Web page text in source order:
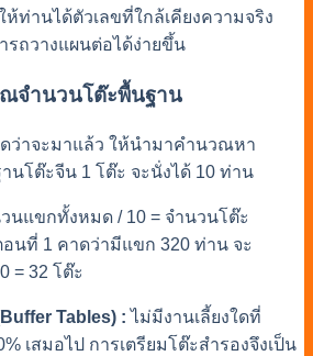
ท่านได้ตัวเลขที่ใกล้เคียงความจริง
รถวางแผนต่อได้ง่ายขึ้น
จำนวนโต๊ะพื้นฐาน
ว่าจะมาแล้ว ให้นำมาคำนวณหา
นโต๊ะจีน 1 โต๊ะ จะนั่งได้ 10 ท่าน
นแขกทั้งหมด / 10 = จำนวนโต๊ะ
นที่ 1 คาดว่ามีแขก 320 ท่าน จะ
= 32 โต๊ะ
Tables) : ไม่มีงานเลี้ยงใดที่
เสมอไป การเตรียมโต๊ะสำรองจึงเป็น